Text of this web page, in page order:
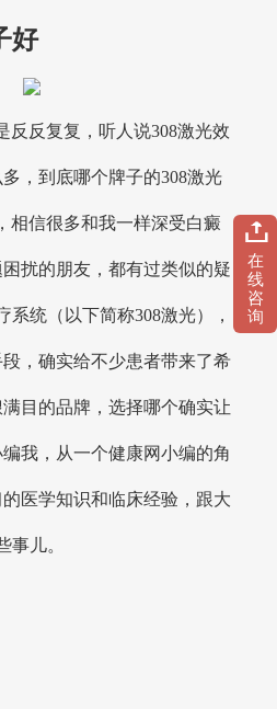
好
反反复复，听人说308激光效
，到底哪个牌子的308激光
相信很多和我一样深受白癜
扰的朋友，都有过类似的疑
系统（以下简称308激光），
，确实给不少患者带来了希
目的品牌，选择哪个确实让
我，从一个健康网小编的角
医学知识和临床经验，跟大
事儿。
在
线
咨
询